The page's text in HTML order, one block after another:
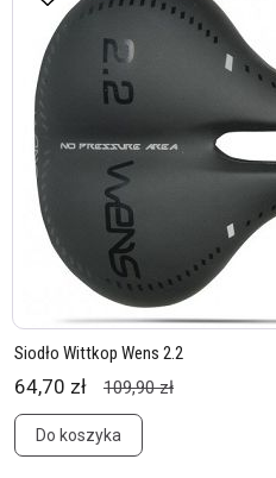
Siodło Wittkop Wens 2.2
64,70 zł 109,90 zł
Do koszyka